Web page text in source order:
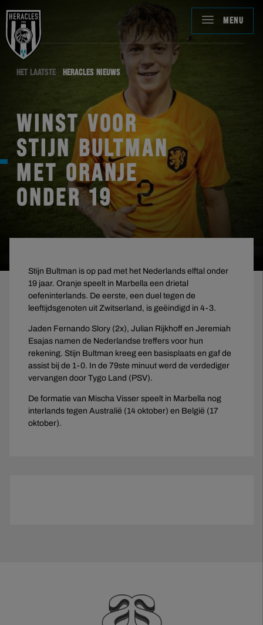
MENU
HET LAATSTE HERACLES NIEUWS
WINST VOOR
STIJN BULTMAN
MET ORANJE
ONDER 19
Stijn Bultman is op pad met het Nederlands elftal onder
19 jaar. Oranje speelt in Marbella een drietal
oefeninterlands. De eerste, een duel tegen de
leeftijdsgenoten uit Zwitserland, is geëindigd in 4-3.
Jaden Fernando Slory (2x), Julian Rijkhoff en Jeremiah
Esajas namen de Nederlandse treffers voor hun
rekening. Stijn Bultman kreeg een basisplaats en gaf de
assist bij de 1-0. In de 79ste minuut werd de verdediger
vervangen door Tygo Land (PSV).
De formatie van Mischa Visser speelt in Marbella nog
interlands tegen Australië (14 oktober) en België (17
oktober).